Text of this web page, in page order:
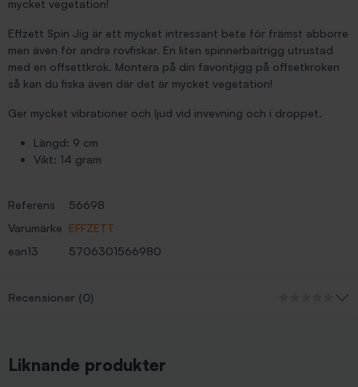
mycket vegetation!
Effzett Spin Jig är ett mycket intressant bete för främst abborre
men även för andra rovfiskar. En liten spinnerbaitrigg utrustad
med en offsettkrok. Montera på din favoritjigg på offsetkroken
så kan du fiska även där det är mycket vegetation!
Ger mycket vibrationer och ljud vid invevning och i droppet.
Längd: 9 cm
Vikt: 14 gram
Referens
56698
Varumärke EFFZETT
ean13
5706301566980
Recensioner (0)
Liknande produkter